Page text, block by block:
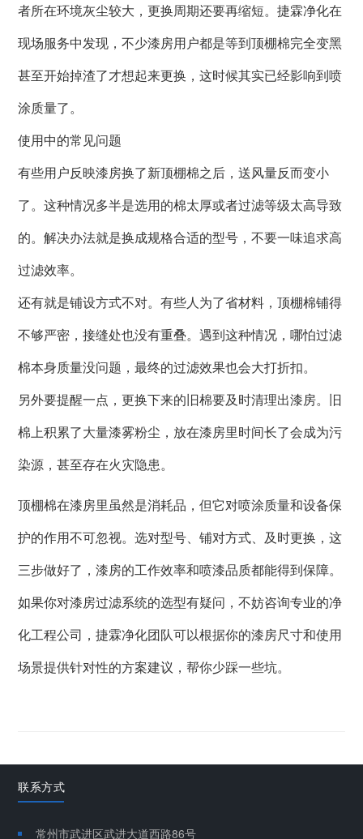
者所在环境灰尘较大，更换周期还要再缩短。捷霖净化在
现场服务中发现，不少漆房用户都是等到顶棚棉完全变黑
甚至开始掉渣了才想起来更换，这时候其实已经影响到喷
涂质量了。
使用中的常见问题
有些用户反映漆房换了新顶棚棉之后，送风量反而变小
了。这种情况多半是选用的棉太厚或者过滤等级太高导致
的。解决办法就是换成规格合适的型号，不要一味追求高
过滤效率。
还有就是铺设方式不对。有些人为了省材料，顶棚棉铺得
不够严密，接缝处也没有重叠。遇到这种情况，哪怕过滤
棉本身质量没问题，最终的过滤效果也会大打折扣。
另外要提醒一点，更换下来的旧棉要及时清理出漆房。旧
棉上积累了大量漆雾粉尘，放在漆房里时间长了会成为污
染源，甚至存在火灾隐患。
顶棚棉在漆房里虽然是消耗品，但它对喷涂质量和设备保
护的作用不可忽视。选对型号、铺对方式、及时更换，这
三步做好了，漆房的工作效率和喷漆品质都能得到保障。
如果你对漆房过滤系统的选型有疑问，不妨咨询专业的净
化工程公司，捷霖净化团队可以根据你的漆房尺寸和使用
场景提供针对性的方案建议，帮你少踩一些坑。
联系方式
常州市武进区武进大道西路86号